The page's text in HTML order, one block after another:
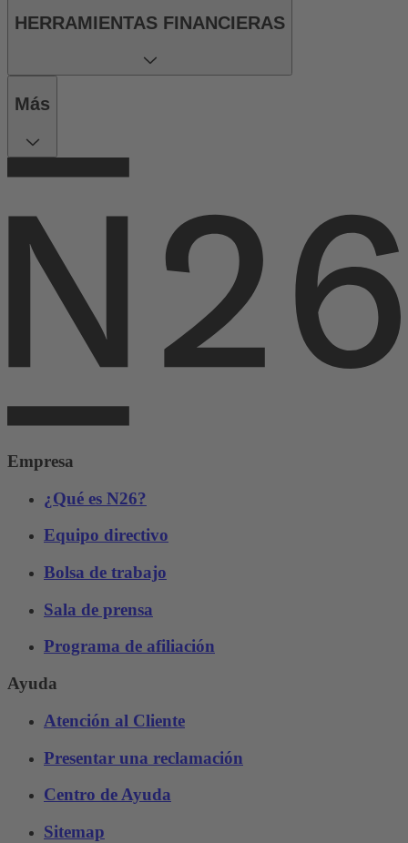
HERRAMIENTAS FINANCIERAS
Más
Empresa
¿Qué es N26?
Equipo directivo
Bolsa de trabajo
Sala de prensa
Programa de afiliación
Ayuda
Atención al Cliente
Presentar una reclamación
Centro de Ayuda
Sitemap